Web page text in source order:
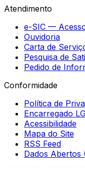
Atendimento
e-SIC —
Ouvidoria
Carta de
Pesquisa de
Pedido de
Conformidade
Política de
Encarregado
Acessibilidade
Mapa do Site
RSS Feed
Dados Abertos